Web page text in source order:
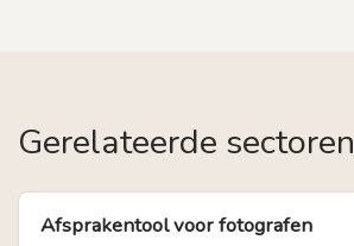
Gerelateerde sectoren
Afsprakentool voor fotografen